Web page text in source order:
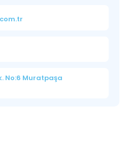
No:6 Muratpaşa